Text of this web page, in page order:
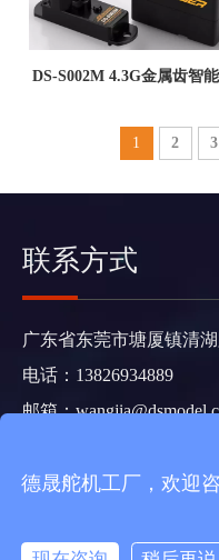
DS-S002M 4.3G金属齿智
配件遥控飞机微型数字舵机
1 2 3
联系方式
广东省东莞市塘厦镇清
电话：13826934889
邮箱：
Copyright 2021 德晟智
https://
德晟舵机工厂，欢迎